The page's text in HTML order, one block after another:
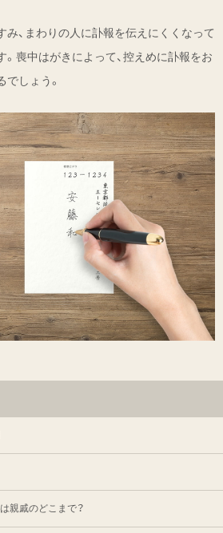
、まわりの人に訃報を伝えにくくなって
喪中はがきによって、控えめに訃報をお
しょう。
親戚のどこまで？